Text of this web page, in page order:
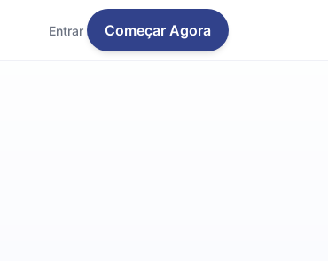
Entrar Começar Agora